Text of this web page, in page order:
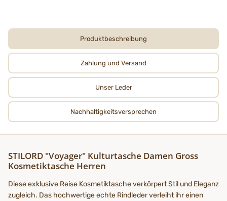
Produktbeschreibung
Zahlung und Versand
Unser Leder
Nachhaltigkeits­­­versprechen
STILORD "Voyager" Kulturtasche Damen Gross
Kosmetiktasche Herren
Diese exklusive Reise Kosmetiktasche verkörpert Stil und Eleganz
zugleich. Das hochwertige echte Rindleder verleiht ihr einen